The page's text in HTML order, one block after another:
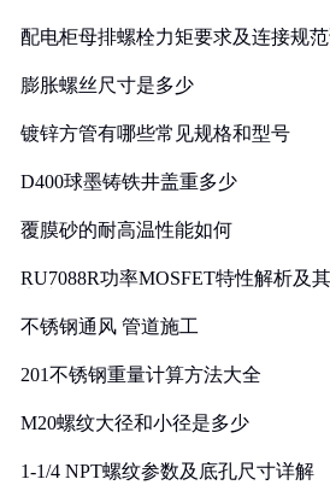
配电柜母排螺栓力矩要求及连接规
膨胀螺丝尺寸是多少
镀锌方管有哪些常见规格和型号
D400球墨铸铁井盖重多少
覆膜砂的耐高温性能如何
RU7088R功率MOSFET特性解析及
不锈钢通风 管道施工
201不锈钢重量计算方法大全
M20螺纹大径和小径是多少
1-1/4 NPT螺纹参数及底孔尺寸详解